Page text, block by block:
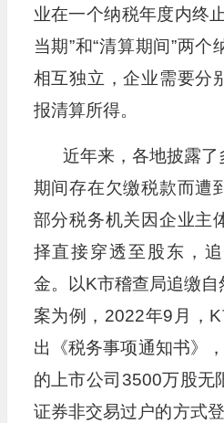
业在一个纳税年度内终
当期”和“清算期间”两
相互独立，企业需要分
报清算所得。
近年来，各地披露
期间存在欠缴税款而遭
部分税务机关因企业主
择直接穿透至股东，
金。以K市稽查局追缴
案为例，2022年9月，
出《税务事项通知书》
的上市公司3500万股无
证券非交易过户的方式